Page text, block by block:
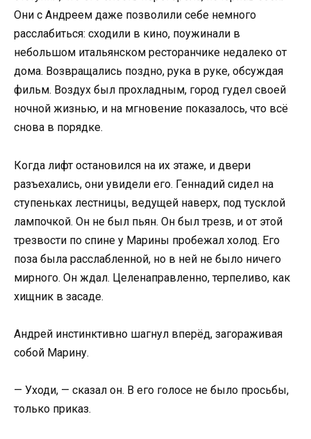
Они с Андреем даже позволили себе немного
расслабиться: сходили в кино, поужинали в
небольшом итальянском ресторанчике недалеко от
дома. Возвращались поздно, рука в руке, обсуждая
фильм. Воздух был прохладным, город гудел своей
ночной жизнью, и на мгновение показалось, что всё
снова в порядке.
Когда лифт остановился на их этаже, и двери
разъехались, они увидели его. Геннадий сидел на
ступеньках лестницы, ведущей наверх, под тусклой
лампочкой. Он не был пьян. Он был трезв, и от этой
трезвости по спине у Марины пробежал холод. Его
поза была расслабленной, но в ней не было ничего
мирного. Он ждал. Целенаправленно, терпеливо, как
хищник в засаде.
Андрей инстинктивно шагнул вперёд, загораживая
собой Марину.
— Уходи, — сказал он. В его голосе не было просьбы,
только приказ.